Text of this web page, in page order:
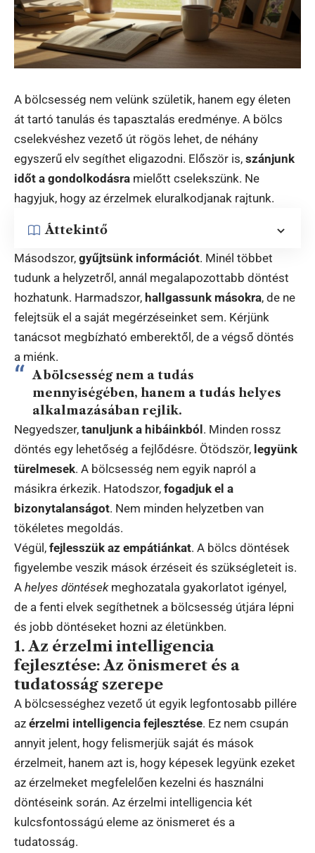
A bölcsesség nem velünk születik, hanem egy életen
át tartó tanulás és tapasztalás eredménye. A bölcs
cselekvéshez vezető út rögös lehet, de néhány
egyszerű elv segíthet eligazodni. Először is, szánjunk
időt a gondolkodásra mielőtt cselekszünk. Ne
hagyjuk, hogy az érzelmek eluralkodjanak rajtunk.
Áttekintő
Másodszor, gyűjtsünk információt. Minél többet
tudunk a helyzetről, annál megalapozottabb döntést
hozhatunk. Harmadszor, hallgassunk másokra, de ne
felejtsük el a saját megérzéseinket sem. Kérjünk
tanácsot megbízható emberektől, de a végső döntés
a miénk.
A bölcsesség nem a tudás
mennyiségében, hanem a tudás helyes
alkalmazásában rejlik.
Negyedszer, tanuljunk a hibáinkból. Minden rossz
döntés egy lehetőség a fejlődésre. Ötödször, legyünk
türelmesek. A bölcsesség nem egyik napról a
másikra érkezik. Hatodszor, fogadjuk el a
bizonytalanságot. Nem minden helyzetben van
tökéletes megoldás.
Végül, fejlesszük az empátiánkat. A bölcs döntések
figyelembe veszik mások érzéseit és szükségleteit is.
A helyes döntésekmeghozatala gyakorlatot igényel,
de a fenti elvek segíthetnek a bölcsesség útjára lépni
és jobb döntéseket hozni az életünkben.
1. Az érzelmi intelligencia
fejlesztése: Az önismeret és a
tudatosság szerepe
A bölcsességhez vezető út egyik legfontosabb pillére
az érzelmi intelligencia fejlesztése. Ez nem csupán
annyit jelent, hogy felismerjük saját és mások
érzelmeit, hanem azt is, hogy képesek legyünk ezeket
az érzelmeket megfelelően kezelni és használni
döntéseink során. Az érzelmi intelligencia két
kulcsfontosságú eleme az önismeret és a
tudatosság.